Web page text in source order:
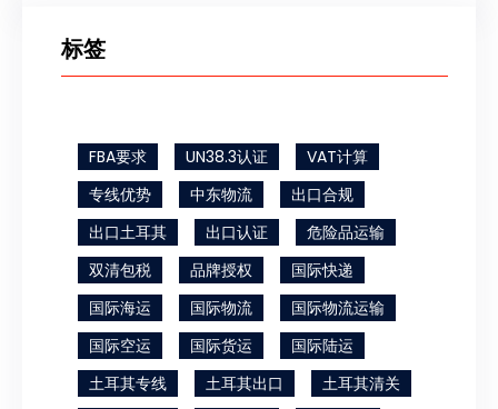
标签
FBA要求 UN38.3认证
VAT计算
专线优势
中东物流
出口合规
出口土耳其
出口认证
危险品运输
双清包税
品牌授权
国际快递
国际海运
国际物流
国际物流运输
国际空运
国际货运
国际陆运
土耳其专线
土耳其出口
土耳其清关